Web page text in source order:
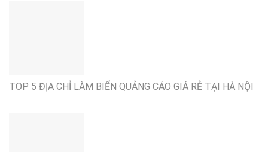
TOP 5 ĐỊA CHỈ LÀM BIỂN QUẢNG CÁO GIÁ RẺ TẠI HÀ NỘI